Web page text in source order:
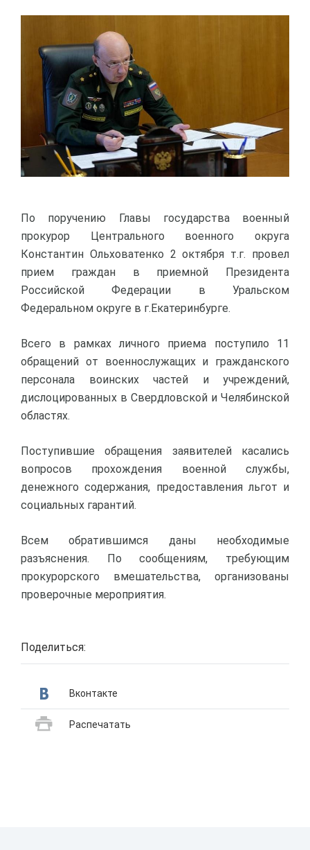
По поручению Главы государства военный
прокурор Центрального военного округа
Константин Ольховатенко 2 октября т.г. провел
прием граждан в приемной Президента
Российской Федерации в Уральском
Федеральном округе в г.Екатеринбурге.
Всего в рамках личного приема поступило 11
обращений от военнослужащих и гражданского
персонала воинских частей и учреждений,
дислоцированных в Свердловской и Челябинской
областях.
Поступившие обращения заявителей касались
вопросов прохождения военной службы,
денежного содержания, предоставления льгот и
социальных гарантий.
Всем обратившимся даны необходимые
разъяснения. По сообщениям, требующим
прокурорского вмешательства, организованы
проверочные мероприятия.
Поделиться:
Вконтакте
Распечатать